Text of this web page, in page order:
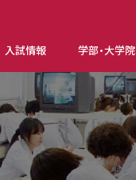
入試情報 学部・大学院